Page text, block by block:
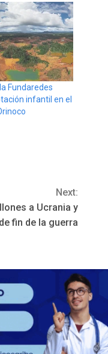
Fundaredes
infantil en el
Next:
a Ucrania y
fin de la guerra